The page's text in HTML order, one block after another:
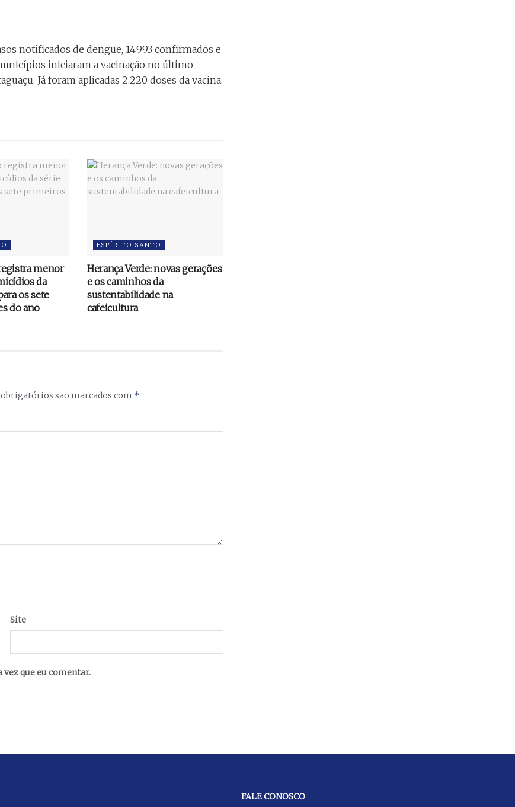
notificados de dengue, 14.993 confirmados e
iniciaram a vacinação no último
Já foram aplicadas 2.220 doses da vacina.
menor
da
os sete
do ano
ESPÍRITO SANTO
Herança Verde: novas gerações
e os caminhos da
sustentabilidade na
cafeicultura
são marcados com *
Site
que eu comentar.
FALE CONOSCO